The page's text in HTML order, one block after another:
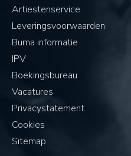
Artiestenservice
Leveringsvoorwaarden
Buma informatie
IPV
Boekingsbureau
Vacatures
Privacystatement
Cookies
Sitemap